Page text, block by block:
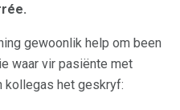
gewoonlik help om been
waar vir pasiënte met
kollegas het geskryf: